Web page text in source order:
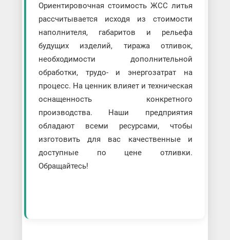
Ориентировочная стоимость ЖСС литья
рассчитывается исходя из стоимости
наполнителя, габаритов и рельефа
будущих изделий, тиража отливок,
необходимости дополнительной
обработки, трудо- и энергозатрат на
процесс. На ценник влияет и техническая
оснащенность конкретного
производства. Наши предприятия
обладают всеми ресурсами, чтобы
изготовить для вас качественные и
доступные по цене отливки.
Обращайтесь!